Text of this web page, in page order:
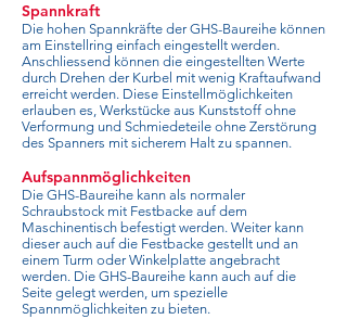
Spannkraft
Die hohen Spannkräfte der GHS-Baureihe können
am Einstellring einfach eingestellt werden.
Anschliessend können die eingestellten Werte
durch Drehen der Kurbel mit wenig Kraftaufwand
erreicht werden. Diese Einstellmöglichkeiten
erlauben es, Werkstücke aus Kunststoff ohne
Verformung und Schmiedeteile ohne Zerstörung
des Spanners mit sicherem Halt zu spannen.
Aufspannmöglichkeiten
Die GHS-Baureihe kann als normaler
Schraubstock mit Festbacke auf dem
Maschinentisch befestigt werden. Weiter kann
dieser auch auf die Festbacke gestellt und an
einem Turm oder Winkelplatte angebracht
werden. Die GHS-Baureihe kann auch auf die
Seite gelegt werden, um spezielle
Spannmöglichkeiten zu bieten.